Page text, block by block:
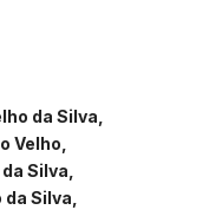
da Silva
Velho
Silva
da Silva